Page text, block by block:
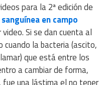
para la 2ª edición de
en campo
Si se dan cuenta al
cuando la bacteria (ascito,
que está entre los
a cambiar de forma,